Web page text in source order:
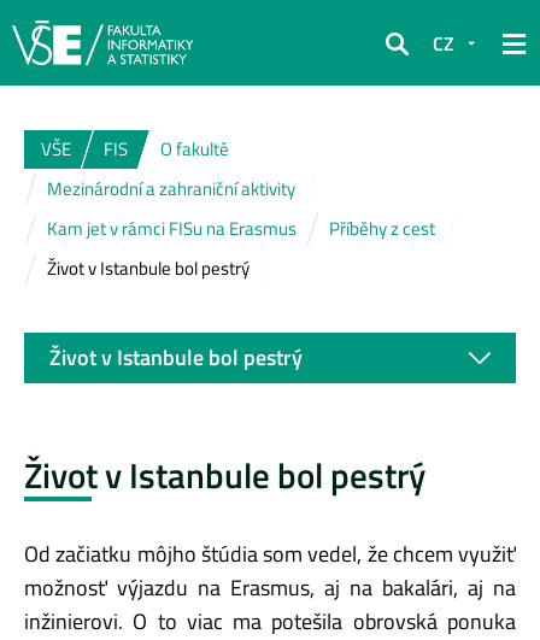
Hledat
CZ
VŠE FIS
O fakultě
Mezinárodní a zahraniční aktivity
Kam jet v rámci FISu na Erasmus
Příběhy z cest
Život v Istanbule bol pestrý
Život v Istanbule bol pestrý
Od začiatku môjho štúdia som vedel, že chcem využiť
možnosť výjazdu na Erasmus, aj na bakalári, aj na
inžinierovi. O to viac ma potešila obrovská ponuka
Život v Istanbule bol pestrý